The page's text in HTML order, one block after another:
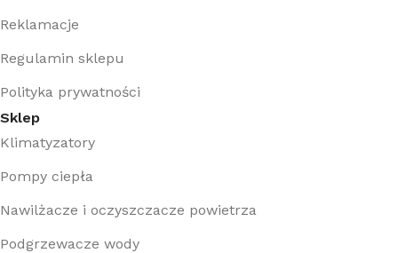
Reklamacje
Regulamin sklepu
Polityka prywatności
Sklep
Klimatyzatory
Pompy ciepła
Nawilżacze i oczyszczacze powietrza
Podgrzewacze wody